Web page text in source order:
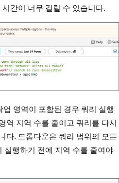
간이 너무 걸릴 수 있습니다.
영역이 포함된 경우 쿼리 실행
역 지역 수를 줄이고 쿼리를 다시
다. 드롭다운은 쿼리 범위의 모든
실행하기 전에 지역 수를 줄여야